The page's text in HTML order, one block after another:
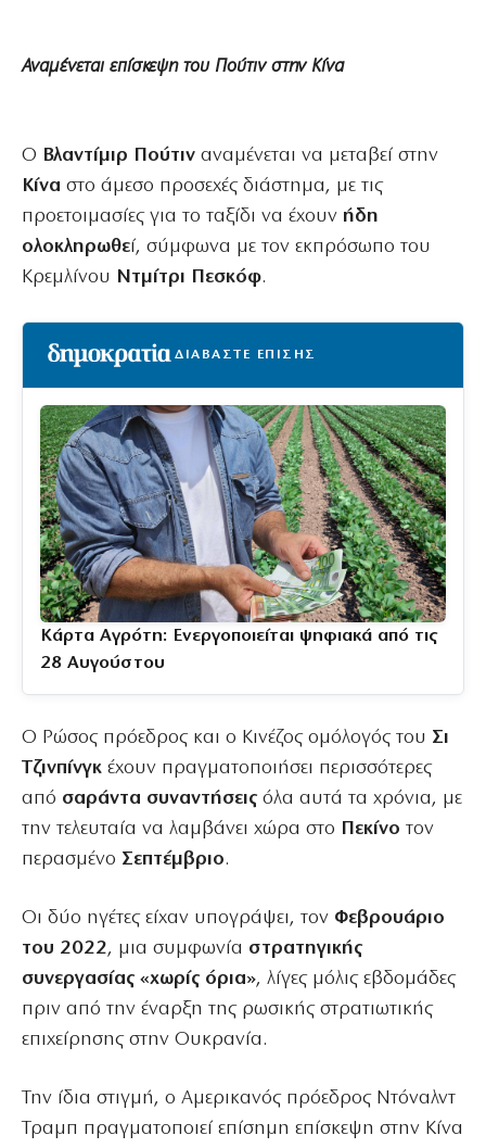
Αναμένεται επίσκεψη του Πούτιν στην Κίνα
Ο Βλαντίμιρ Πούτιν αναμένεται να μεταβεί στην
Κίνα στο άμεσο προσεχές διάστημα, με τις
προετοιμασίες για το ταξίδι να έχουν ήδη
ολοκληρωθεί, σύμφωνα με τον εκπρόσωπο του
Κρεμλίνου Ντμίτρι Πεσκόφ.
ΔΙΑΒΑΣΤΕ ΕΠΙΣΗΣ
Κάρτα Αγρότη: Ενεργοποιείται ψηφιακά από τις
28 Αυγούστου
Ο Ρώσος πρόεδρος και ο Κινέζος ομόλογός του Σι
Τζινπίνγκ έχουν πραγματοποιήσει περισσότερες
από σαράντα συναντήσεις όλα αυτά τα χρόνια, με
την τελευταία να λαμβάνει χώρα στο Πεκίνο τον
περασμένο Σεπτέμβριο.
Οι δύο ηγέτες είχαν υπογράψει, τον Φεβρουάριο
του 2022, μια συμφωνία στρατηγικής
συνεργασίας «χωρίς όρια», λίγες μόλις εβδομάδες
πριν από την έναρξη της ρωσικής στρατιωτικής
επιχείρησης στην Ουκρανία.
Την ίδια στιγμή, ο Αμερικανός πρόεδρος Ντόναλντ
Τραμπ πραγματοποιεί επίσημη επίσκεψη στην Κίνα